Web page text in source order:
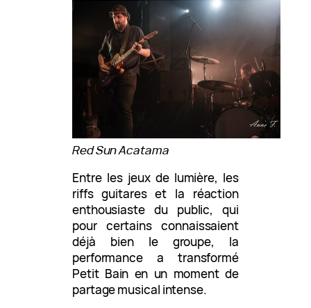
Red Sun Acatama
Entre les jeux de lumière, les
riffs guitares et la réaction
enthousiaste du public, qui
pour certains connaissaient
déjà bien le groupe, la
performance a transformé
Petit Bain en un moment de
partage musical intense.